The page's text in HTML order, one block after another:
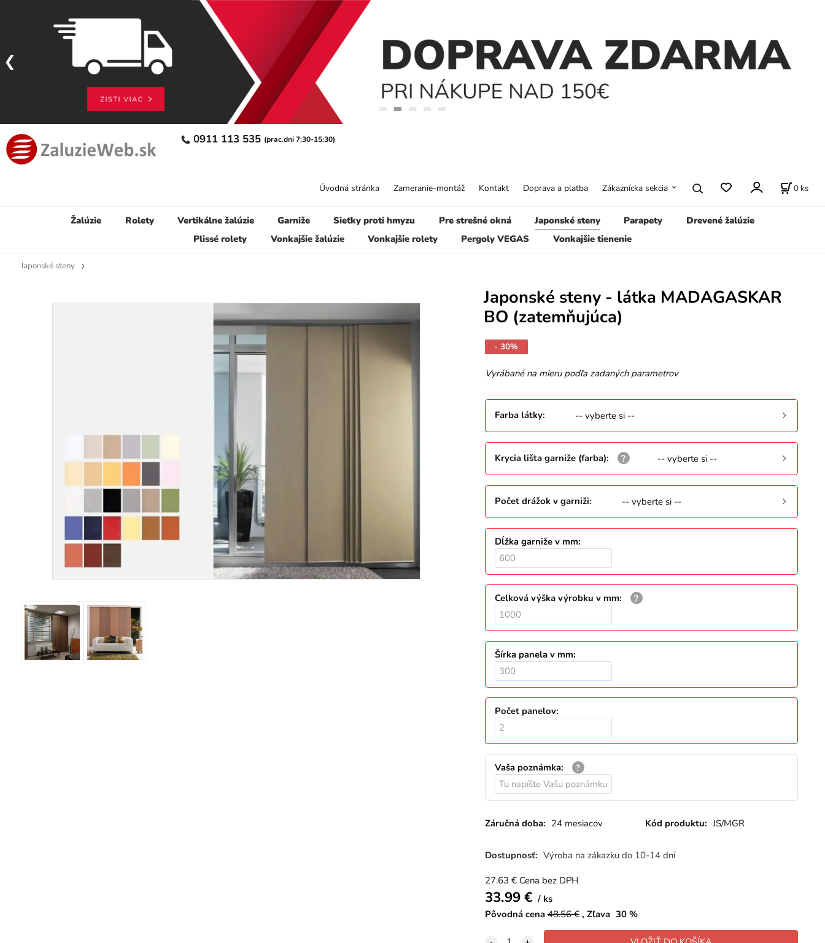
0911 113 535 (prac.dni 7:30-15:30)
Žalúzie Rolety Vertikálne žalúzie Garniže Sieťky proti hmyzu Pre strešné okná Japonské steny Parapety
Drevené žalúzie
Plissé rolety
Vonkajšie žalúzie Vonkajšie rolety Pergoly VEGAS Vonkajšie tienenie
Úvodná stránka Zameranie-montáž Kontakt Doprava a platba Zákaznícka sekcia 0 ks
Japonské steny
Japonské steny - látka MADAGASKAR
BO (zatemňujúca)
- 30%
Vyrábané na mieru podľa zadaných parametrov
Farba látky: -- vyberte si --
Krycia lišta garniže (farba): -- vyberte si --
Počet drážok v garniži: -- vyberte si --
Dĺžka garniže v mm:
Celková výška výrobku v mm:
Šírka panela v mm:
Počet panelov:
Vaša poznámka:
Záručná doba: 24 mesiacov Kód produktu: JS/MGR
Dostupnosť: Výroba na zákazku do 10-14 dní
27.63 € Cena bez DPH
33.99€
ks
Pôvodná cena 48.56€ Zľava 30%